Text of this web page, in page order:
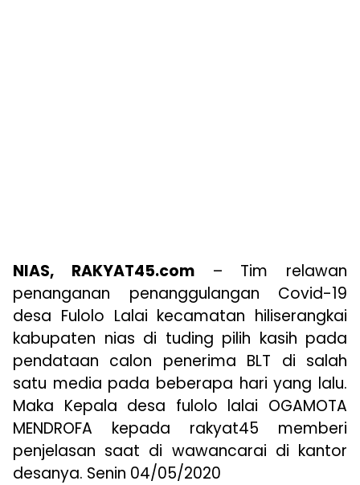
NIAS, RAKYAT45.com– Tim relawan
penanganan penanggulangan Covid-19
desa Fulolo Lalai kecamatan hiliserangkai
kabupaten nias di tuding pilih kasih pada
pendataan calon penerima BLT di salah
satu media pada beberapa hari yang lalu.
Maka Kepala desa fulolo lalai OGAMOTA
MENDROFA kepada rakyat45 memberi
penjelasan saat di wawancarai di kantor
desanya. Senin 04/05/2020